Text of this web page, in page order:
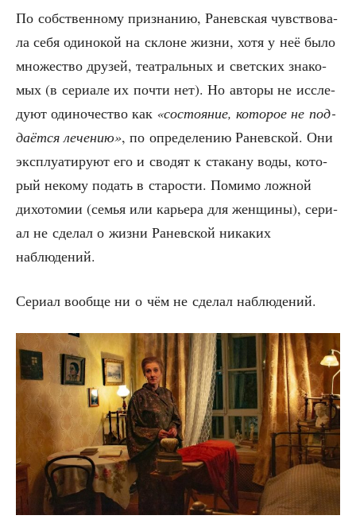
По соб­ствен­но­му при­зна­нию, Ранев­ская чув­ство­ва­
ла себя оди­но­кой на склоне жиз­ни, хотя у неё было
мно­же­ство дру­зей, теат­раль­ных и свет­ских зна­ко­
мых (в сери­а­ле их почти нет). Но авто­ры не иссле­
ду­ют оди­но­че­ство как «состо­я­ние, кото­рое не под­
да­ёт­ся лече­нию», по опре­де­ле­нию Ранев­ской. Они
экс­плу­а­ти­ру­ют его и сво­дят к ста­ка­ну воды, кото­
рый неко­му подать в ста­ро­сти. Поми­мо лож­ной
дихо­то­мии (семья или карье­ра для жен­щи­ны), сери­
ал не сде­лал о жиз­ни Ранев­ской ника­ких
наблюдений.
Сери­ал вооб­ще ни о чём не сде­лал наблюдений.